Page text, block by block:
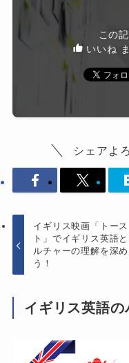
この
いいね
シェアよ
イギリス映画「トース
ト」でイギリス英語と
ルチャーの理解を深め
う！
イギリス英語